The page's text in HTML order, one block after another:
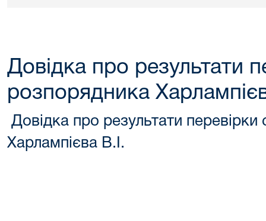
Довідка про результати
розпорядника
Довідка про результати
Харлампієва В.І.